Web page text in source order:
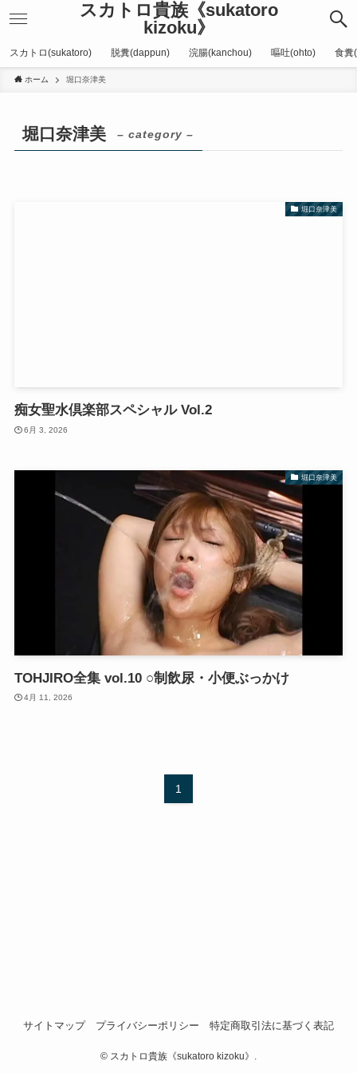
スカトロ貴族《sukatoro
kizoku》
スカトロ(sukatoro) 脱糞(dappun) 浣腸(kanchou) 嘔吐(ohto) 食糞
ホーム 堀口奈津美
堀口奈津美 – category –
堀口奈津美
痴女聖水倶楽部スペシャル Vol.2
6月 3, 2026
堀口奈津美
TOHJIRO全集 vol.10 ○制飲尿・小便ぶっかけ
4月 11, 2026
1
サイトマップ プライバシーポリシー 特定商取引法に基づく表記
© スカトロ貴族《sukatoro kizoku》.